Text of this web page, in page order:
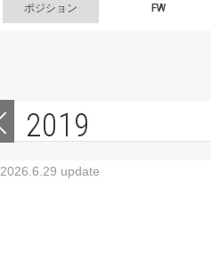
ポジション FW
2019
2026.6.29 update